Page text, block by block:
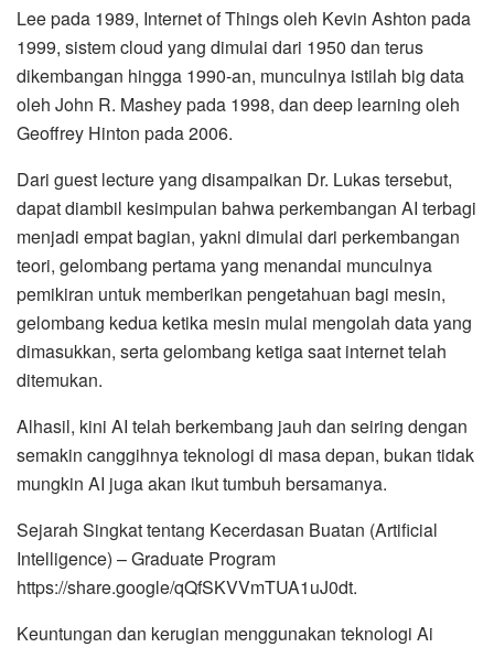
Lee pada 1989, Internet of Things oleh Kevin Ashton pada
1999, sistem cloud yang dimulai dari 1950 dan terus
dikembangan hingga 1990-an, munculnya istilah big data
oleh John R. Mashey pada 1998, dan deep learning oleh
Geoffrey Hinton pada 2006.
Dari guest lecture yang disampaikan Dr. Lukas tersebut,
dapat diambil kesimpulan bahwa perkembangan AI terbagi
menjadi empat bagian, yakni dimulai dari perkembangan
teori, gelombang pertama yang menandai munculnya
pemikiran untuk memberikan pengetahuan bagi mesin,
gelombang kedua ketika mesin mulai mengolah data yang
dimasukkan, serta gelombang ketiga saat internet telah
ditemukan.
Alhasil, kini AI telah berkembang jauh dan seiring dengan
semakin canggihnya teknologi di masa depan, bukan tidak
mungkin AI juga akan ikut tumbuh bersamanya.
Sejarah Singkat tentang Kecerdasan Buatan (Artificial
Intelligence) – Graduate Program
https://share.google/qQfSKVVmTUA1uJ0dt.
Keuntungan dan kerugian menggunakan teknologi Ai